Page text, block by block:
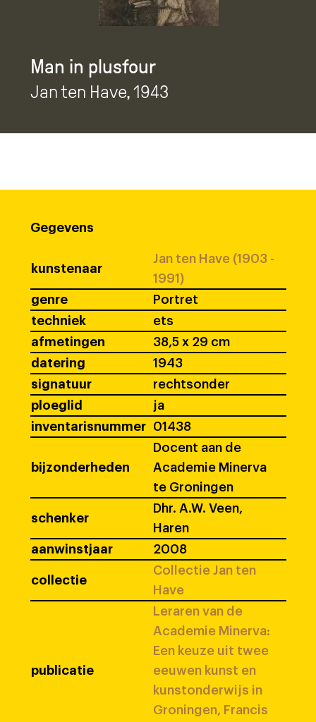
Man in plusfour
Jan ten Have, 1943
Gegevens
kunstenaar
Jan ten Have (1903 -
1991)
genre
Portret
techniek
ets
afmetingen
38,5 x 29 cm
datering
1943
signatuur
rechtsonder
ploeglid
ja
inventarisnummer
01438
bijzonderheden
Docent aan de
Academie Minerva
te Groningen
schenker
Dhr. A.W. Veen,
Haren
aanwinstjaar
2008
collectie
Collectie Jan ten
Have
publicatie
Leraren van de
Academie Minerva:
Een keuze uit twee
eeuwen kunst en
kunstonderwijs in
Groningen, Francis